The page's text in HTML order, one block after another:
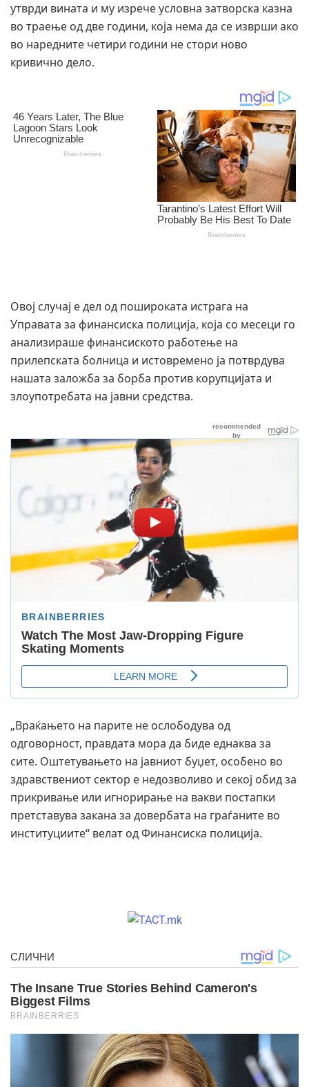
утврди вината и му изрече условна затворска казна
во траење од две години, која нема да се изврши ако
во наредните четири години не стори ново
кривично дело.
Овој случај е дел од пошироката истрага на
Управата за финансиска полиција, која со месеци го
анализираше финансиското работење на
прилепската болница и истовремено ја потврдува
нашата заложба за борба против корупцијата и
злоупотребата на јавни средства.
„Враќањето на парите не ослободува од
одговорност, правдата мора да биде еднаква за
сите. Оштетувањето на јавниот буџет, особено во
здравствениот сектор е недозволиво и секој обид за
прикривање или игнорирање на вакви постапки
претставува закана за довербата на граѓаните во
институциите“ велат од Финансиска полиција.